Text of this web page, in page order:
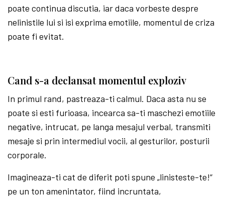
poate continua discutia, iar daca vorbeste despre
nelinistile lui si isi exprima emotiile, momentul de criza
poate fi evitat.
Cand s-a declansat momentul exploziv
In primul rand, pastreaza-ti calmul. Daca asta nu se
poate si esti furioasa, incearca sa-ti maschezi emotiile
negative, intrucat, pe langa mesajul verbal, transmiti
mesaje si prin intermediul vocii, al gesturilor, posturii
corporale.
Imagineaza-ti cat de diferit poti spune „linisteste-te!“
pe un ton amenintator, fiind incruntata,